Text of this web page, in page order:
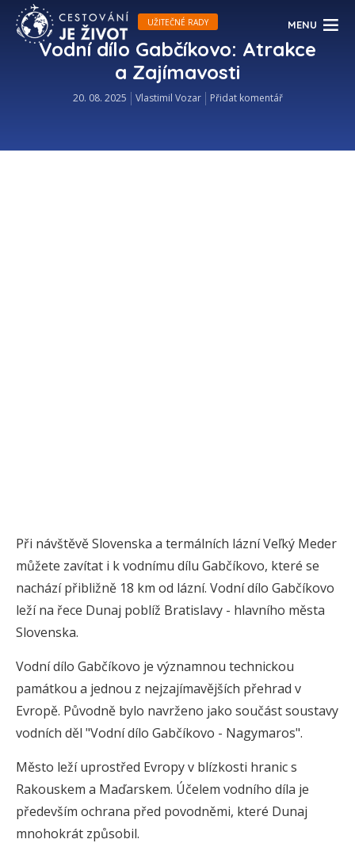
MENU
UŽITEČNÉ RADY
Vodní dílo Gabčíkovo: Atrakce
a Zajímavosti
20. 08. 2025 Vlastimil Vozar Přidat komentář
Při návštěvě Slovenska a termálních lázní Veľký Meder
můžete zavítat i k vodnímu dílu Gabčíkovo, které se
nachází přibližně 18 km od lázní. Vodní dílo Gabčíkovo
leží na řece Dunaj poblíž Bratislavy - hlavního města
Slovenska.
Vodní dílo Gabčíkovo je významnou technickou
památkou a jednou z nejzajímavějších přehrad v
Evropě. Původně bylo navrženo jako součást soustavy
vodních děl "Vodní dílo Gabčíkovo - Nagymaros".
Město leží uprostřed Evropy v blízkosti hranic s
Rakouskem a Maďarskem. Účelem vodního díla je
především ochrana před povodněmi, které Dunaj
mnohokrát způsobil.